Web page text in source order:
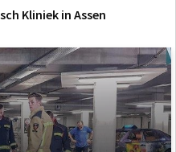
Kliniek in Assen